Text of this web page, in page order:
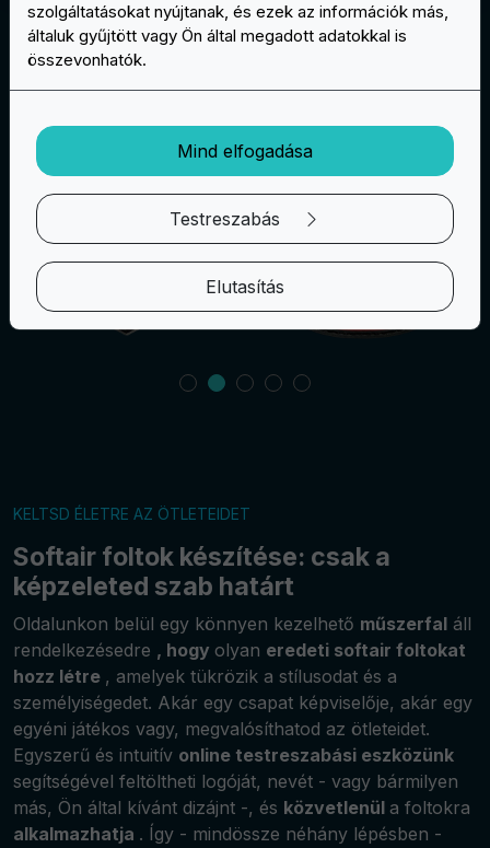
Gallery
KELTSD ÉLETRE AZ ÖTLETEIDET
Softair foltok készítése: csak a
képzeleted szab határt
Oldalunkon belül egy könnyen kezelhető műszerfal áll
rendelkezésedre , hogy olyan eredeti softair foltokat
hozz létre , amelyek tükrözik a stílusodat és a
személyiségedet. Akár egy csapat képviselője, akár egy
egyéni játékos vagy, megvalósíthatod az ötleteidet.
Egyszerű és intuitív online testreszabási eszközünk
segítségével feltöltheti logóját, nevét - vagy bármilyen
más, Ön által kívánt dizájnt -, és közvetlenül a foltokra
alkalmazhatja . Így - mindössze néhány lépésben -
szolgáltatásokat nyújtanak, és ezek az információk más,
általuk gyűjtött vagy Ön által megadott adatokkal is
összevonhatók.
Mind elfogadása
Testreszabás
Elutasítás